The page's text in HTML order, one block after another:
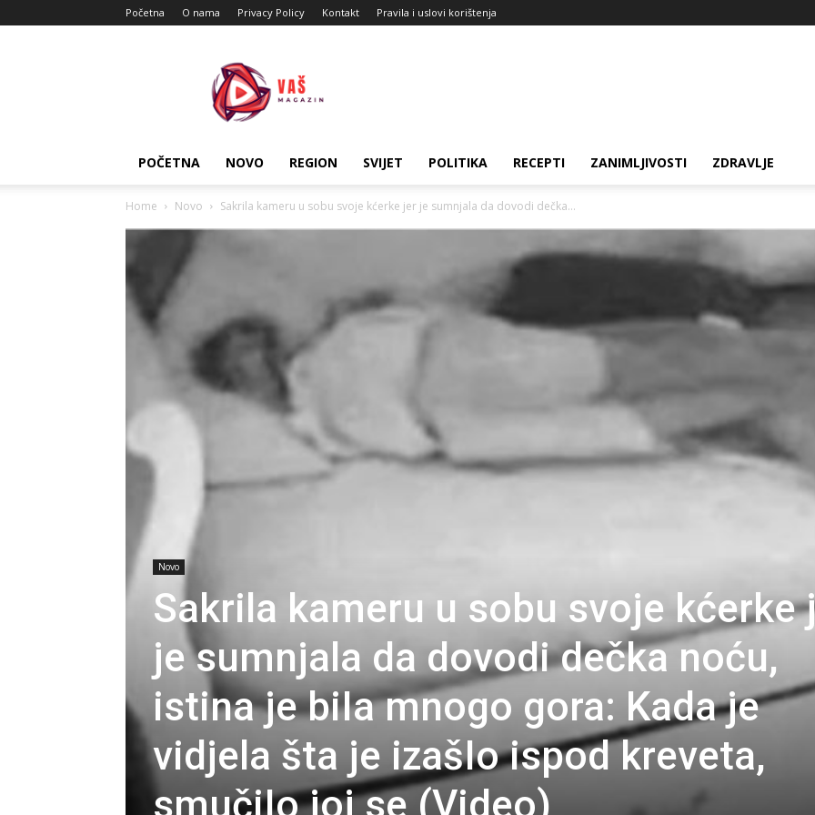
Početna O nama Privacy Policy Kontakt Pravila i uslovi korištenja
Magazin
POČETNA NOVO REGION SVIJET POLITIKA RECEPTI ZANIMLJIVOSTI ZDRAVLJE
Home Novo Sakrila kameru u sobu svoje kćerke jer je sumnjala da dovodi dečka...
Novo
Sakrila kameru u sobu svoje kćerke
je sumnjala da dovodi dečka noću,
istina je biIa mnogo gora: Kada je
vidjela šta je izašIo ispod kreveta,
smučiIo joj se (Video)